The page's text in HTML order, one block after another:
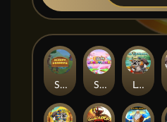
Le Fisherman
Sticky Candyland
Sleepy Grandpa